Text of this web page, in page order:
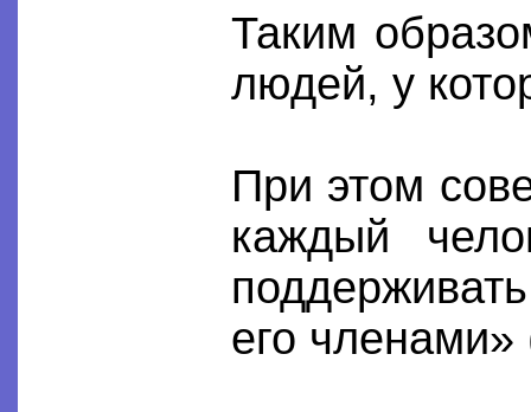
Таким
людей, у
При этом
каждый
его членами»